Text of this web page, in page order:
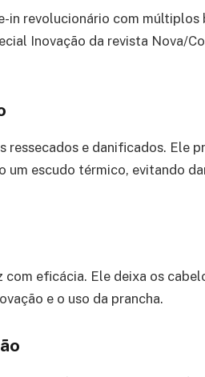
in revolucionário com
Inovação da revista Nova/
ressecados e danificados. Ele
um escudo térmico, evitando
eficácia. Ele deixa os
e o uso da prancha.